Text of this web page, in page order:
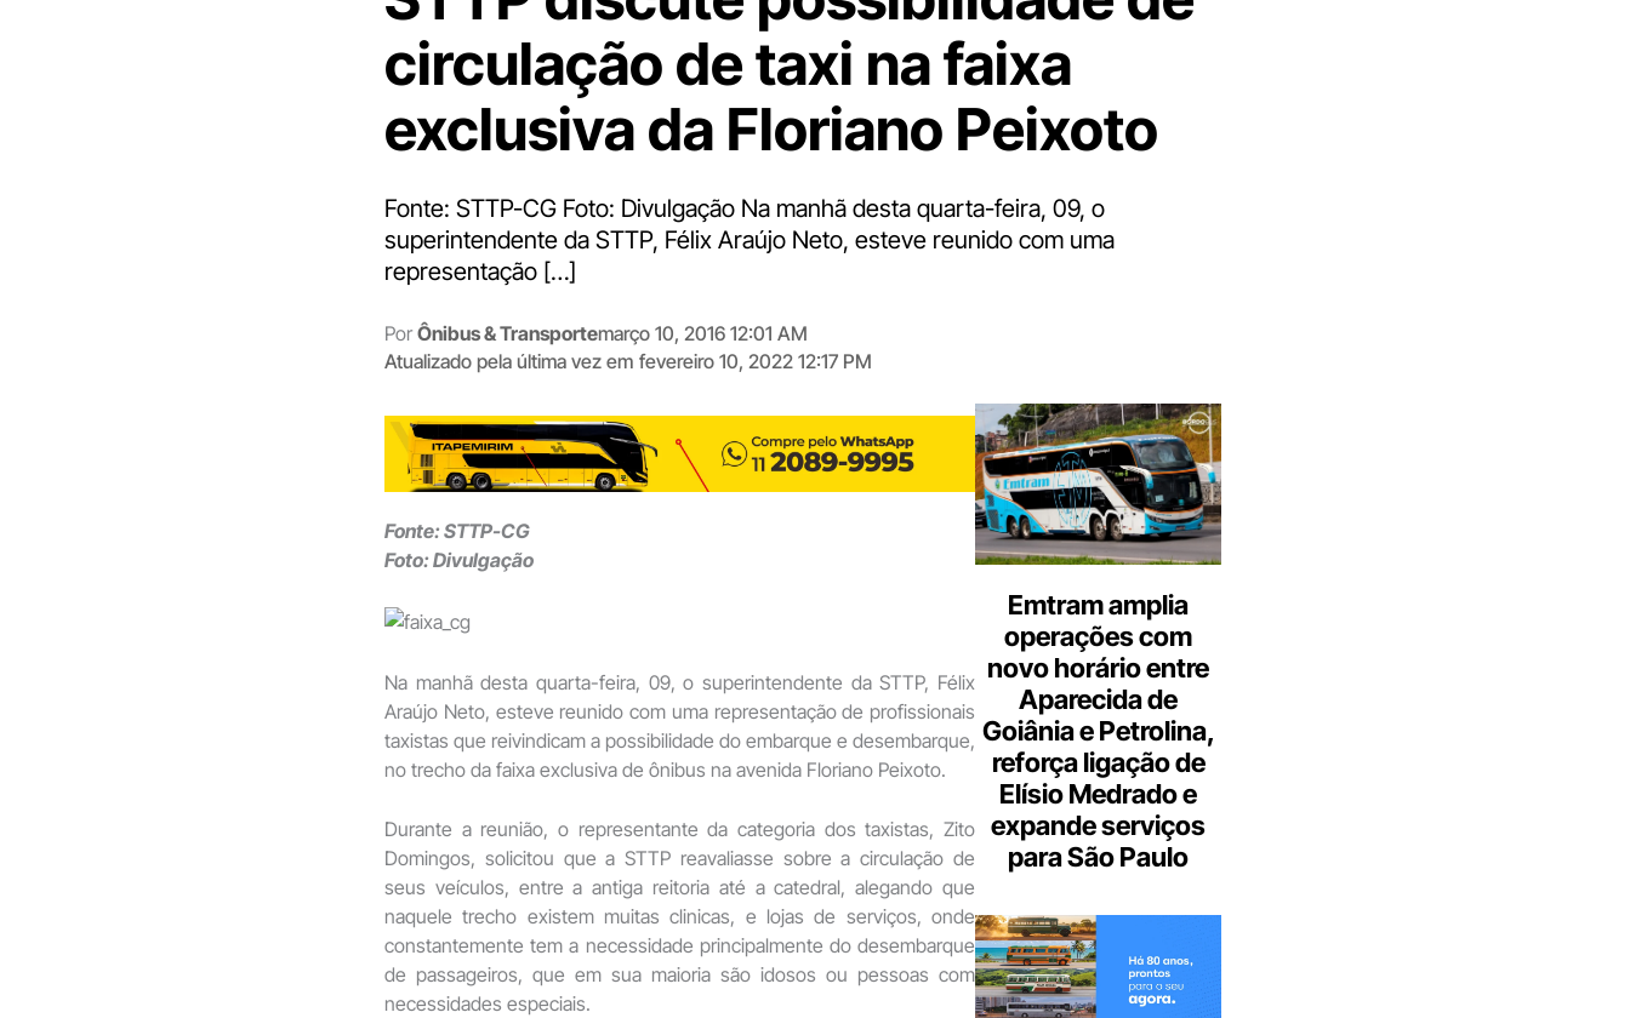
circulação de taxi na faixa
exclusiva da Floriano Peixoto
Fonte: STTP-CG Foto: Divulgação Na manhã desta quarta-feira, 09, o
superintendente da STTP, Félix Araújo Neto, esteve reunido com uma
representação […]
Por Ônibus & Transportemarço 10, 2016 12:01 AM
Atualizado pela última vez em fevereiro 10, 2022 12:17 PM
Fonte: STTP-CG
Foto: Divulgação
Na manhã desta quarta-feira, 09, o superintendente da STTP, Félix
Araújo Neto, esteve reunido com uma representação de profissionais
taxistas que reivindicam a possibilidade do embarque e desembarque,
no trecho da faixa exclusiva de ônibus na avenida Floriano Peixoto.
Durante a reunião, o representante da categoria dos taxistas, Zito
Domingos, solicitou que a STTP reavaliasse sobre a circulação de
seus veículos, entre a antiga reitoria até a catedral, alegando que
naquele trecho existem muitas clinicas, e lojas de serviços, onde
constantemente tem a necessidade principalmente do desembarque
de passageiros, que em sua maioria são idosos ou pessoas com
necessidades especiais.
Emtram amplia
operações com
novo horário entre
Aparecida de
Goiânia e Petrolina,
reforça ligação de
Elísio Medrado e
expande serviços
para São Paulo
Digite
aqui
o
seu
e-
mail